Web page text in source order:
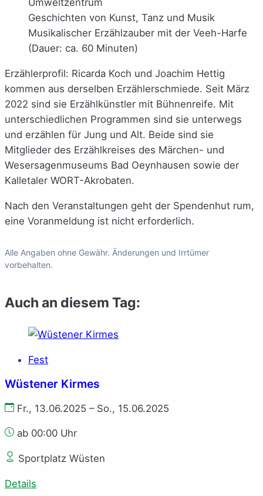
Geschichten von Kunst, Tanz und Musik
Musikalischer Erzählzauber mit der Veeh-Harfe
(Dauer: ca. 60 Minuten)
Erzählerprofil: Ricarda Koch und Joachim Hettig
kommen aus derselben Erzählerschmiede. Seit März
2022 sind sie Erzählkünstler mit Bühnenreife. Mit
unterschiedlichen Programmen sind sie unterwegs
und erzählen für Jung und Alt. Beide sind sie
Mitglieder des Erzählkreises des Märchen- und
Wesersagenmuseums Bad Oeynhausen sowie der
Kalletaler WORT-Akrobaten.
Nach den Veranstaltungen geht der Spendenhut rum,
eine Voranmeldung ist nicht erforderlich.
Alle Angaben ohne Gewähr. Änderungen und Irrtümer
vorbehalten.
Auch an diesem Tag:
Fest
Wüstener Kirmes
Fr., 13.06.2025 – So., 15.06.2025
ab 00:00 Uhr
Sportplatz Wüsten
Details